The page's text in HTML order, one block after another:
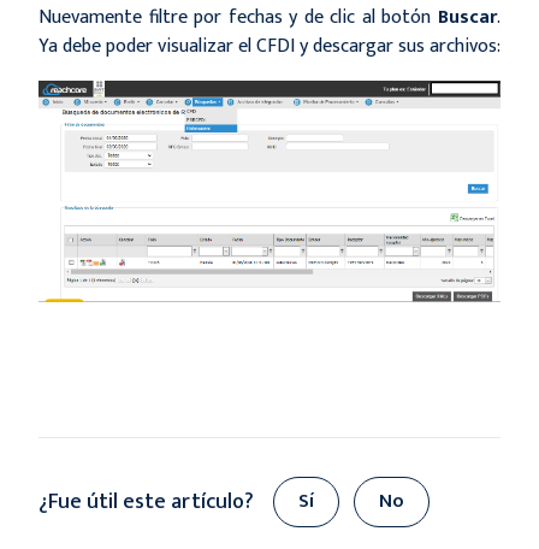
Nuevamente filtre por fechas y de clic al botón Buscar.
Ya debe poder visualizar el CFDI y descargar sus archivos:
¿Fue útil este artículo? Sí No